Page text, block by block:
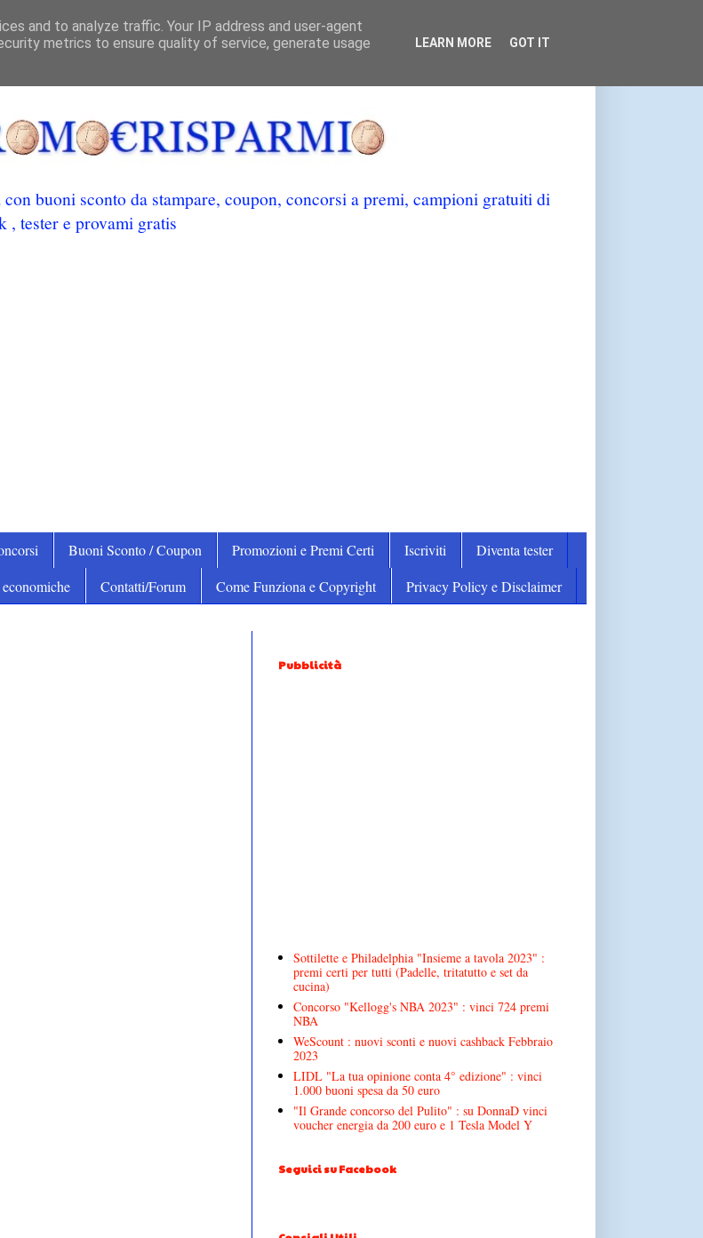
buoni sconto da stampare, coupon, concorsi a premi, campioni gratuiti di
, tester e provami gratis
Buoni Sconto / Coupon Promozioni e Premi Certi Iscriviti
Diventa tester
Contatti/Forum Come Funziona e Copyright Privacy Policy e Disclaimer
Pubblicità
Sottilette e Philadelphia "Insieme a tavola 2023" :
premi certi per tutti (Padelle, tritatutto e set da
cucina)
Concorso "Kellogg's NBA 2023" : vinci 724 premi
NBA
WeScount : nuovi sconti e nuovi cashback Febbraio
2023
LIDL "La tua opinione conta 4° edizione" : vinci
1.000 buoni spesa da 50 euro
"Il Grande concorso del Pulito" : su DonnaD vinci
voucher energia da 200 euro e 1 Tesla Model Y
Seguici su Facebook
and to analyze traffic. Your IP address and user-agent
metrics to ensure quality of service, generate usage
LEARN MORE GOT IT